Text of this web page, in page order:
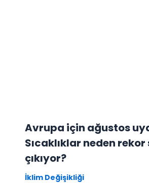
Avrupa için ağustos
Sıcaklıklar neden
çıkıyor?
İklim Değişikliği